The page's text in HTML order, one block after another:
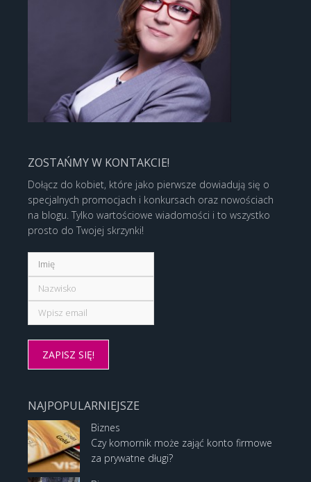
ZOSTAŃMY W KONTAKCIE!
Dołącz do kobiet, które jako pierwsze dowiadują się o
specjalnych promocjach i konkursach oraz nowościach
na blogu. Tylko wartościowe wiadomości i to wszystko
prosto do Twojej skrzynki!
NAJPOPULARNIEJSZE
Biznes
Czy komornik może zająć konto firmowe
za prywatne długi?